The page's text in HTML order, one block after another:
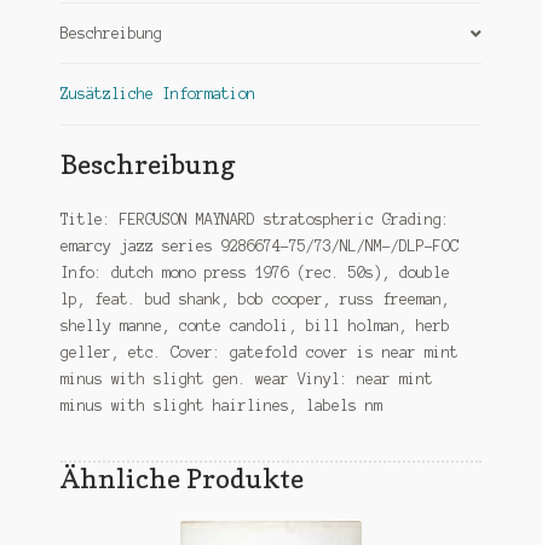
Beschreibung
Zusätzliche Information
Beschreibung
Title: FERGUSON MAYNARD stratospheric Grading:
emarcy jazz series 9286674-75/73/NL/NM-/DLP-FOC
Info: dutch mono press 1976 (rec. 50s), double
lp, feat. bud shank, bob cooper, russ freeman,
shelly manne, conte candoli, bill holman, herb
geller, etc. Cover: gatefold cover is near mint
minus with slight gen. wear Vinyl: near mint
minus with slight hairlines, labels nm
Ähnliche Produkte